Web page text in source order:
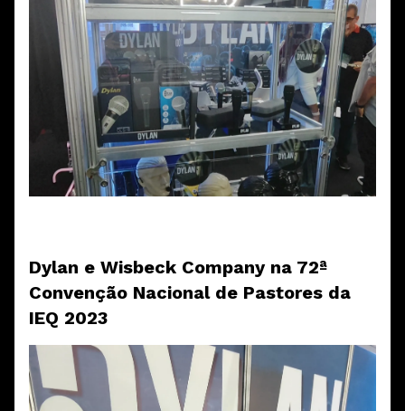
Dylan e Wisbeck Company na 72ª
Convenção Nacional de Pastores da
IEQ 2023